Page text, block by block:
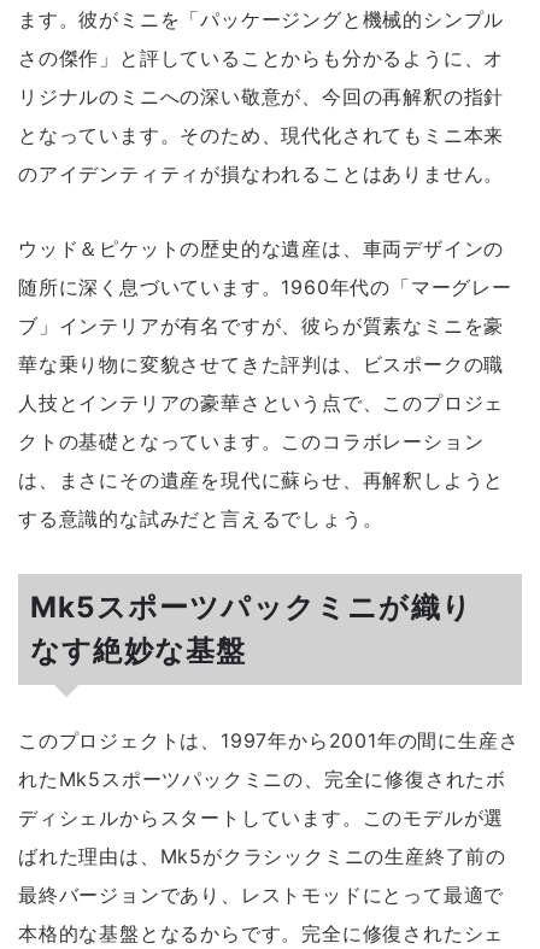
ます。彼がミニを「パッケージングと機械的シンプル
さの傑作」と評していることからも分かるように、オ
リジナルのミニへの深い敬意が、今回の再解釈の指針
となっています。そのため、現代化されてもミニ本来
のアイデンティティが損なわれることはありません。
ウッド＆ピケットの歴史的な遺産は、車両デザインの
随所に深く息づいています。1960年代の「マーグレー
ブ」インテリアが有名ですが、彼らが質素なミニを豪
華な乗り物に変貌させてきた評判は、ビスポークの職
人技とインテリアの豪華さという点で、このプロジェ
クトの基礎となっています。このコラボレーション
は、まさにその遺産を現代に蘇らせ、再解釈しようと
する意識的な試みだと言えるでしょう。
Mk5スポーツパックミニが織り
なす絶妙な基盤
このプロジェクトは、1997年から2001年の間に生産さ
れたMk5スポーツパックミニの、完全に修復されたボ
ディシェルからスタートしています。このモデルが選
ばれた理由は、Mk5がクラシックミニの生産終了前の
最終バージョンであり、レストモッドにとって最適で
本格的な基盤となるからです。完全に修復されたシェ